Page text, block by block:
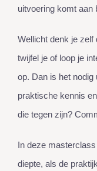
uitvoering komt aan
Wellicht denk je
twijfel je of loop je
op. Dan is het
praktische kennis
die tegen zijn?
In deze
diepte, als de